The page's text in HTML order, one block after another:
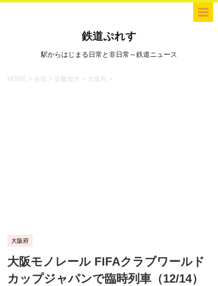
鉄道ぷれす
駅からはじまる日常と非日常～鉄道ニュース
HOME > 全国 > 近畿地方 > 大阪府 >
大阪府
大阪モノレール FIFAクラブワールド
カップジャパンで臨時列車（12/14）